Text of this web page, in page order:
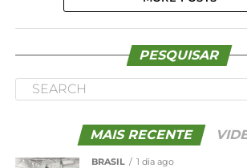
PESQUISAR
MAIS RECENTE
BRASIL 1 dia ago